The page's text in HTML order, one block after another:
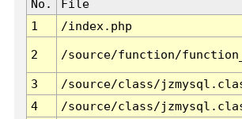
No. File
1
/index.php
2 /source/function/
3 /source/class/
4
/source/class/